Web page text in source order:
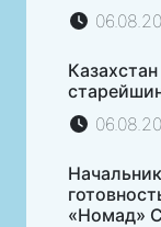
«Номад»